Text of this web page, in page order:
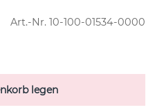
Art.-Nr. 10-100-01534-0000
legen